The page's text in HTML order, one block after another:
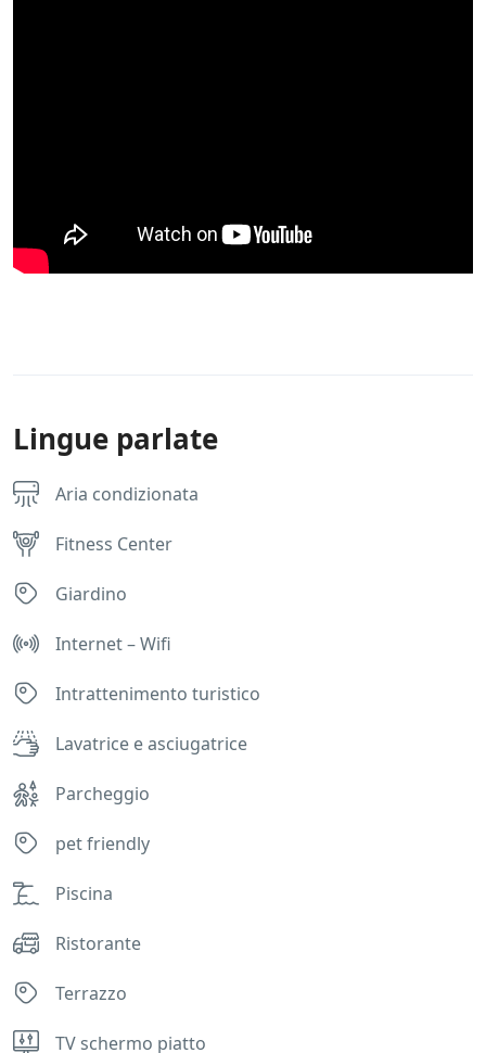
Lingue parlate
Aria condizionata
Fitness Center
Giardino
Internet – Wifi
Intrattenimento turistico
Lavatrice e asciugatrice
Parcheggio
pet friendly
Piscina
Ristorante
Terrazzo
TV schermo piatto